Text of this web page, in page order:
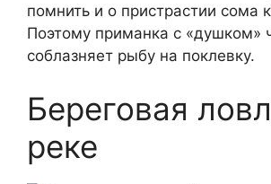
помнить и о пристрастии сома
Поэтому приманка с «душком»
соблазняет рыбу на поклевку.
Береговая
реке